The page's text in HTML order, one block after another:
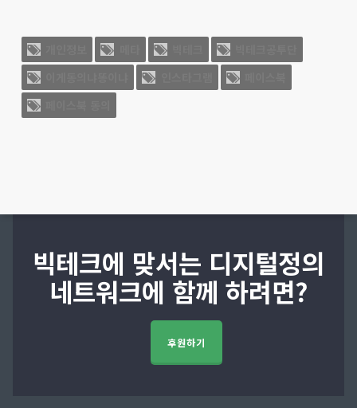
침(Privacy Policy) 및 이용 약관 등을 개정할
것임을 공지하며 이에 대한 동의를 사실상 강
요하고 있다. △개인정보의 수집 및 이용 △
메타는 시장에서의 우월적 지위를 악용하여,
민감하면서도 방대한 이용자의 개인정보 수
에 대한 협박이다. 메타가 페이스북과 인스타
그램을 통해 보유하고 있는 이용자의 정보들
빅테크에 맞서는 디지털정의
네트워크에 함께 하려면?
후원하기